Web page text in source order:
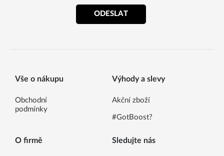
ODESLAT
Vše o nákupu
Obchodní
podmínky
Výhody a slevy
Akční zboží
#GotBoost?
O firmě Sledujte nás